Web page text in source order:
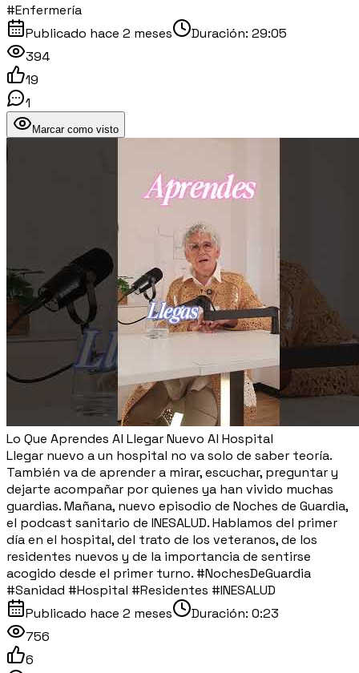
#Enfermería
Publicado hace 2 meses Duración: 29:05
394
19
1
Marcar como visto
Lo Que Aprendes Al Llegar Nuevo Al Hospital
Llegar nuevo a un hospital no va solo de saber teoría.
También va de aprender a mirar, escuchar, preguntar y
dejarte acompañar por quienes ya han vivido muchas
guardias. Mañana, nuevo episodio de Noches de Guardia,
el podcast sanitario de INESALUD. Hablamos del primer
día en el hospital, del trato de los veteranos, de los
residentes nuevos y de la importancia de sentirse
acogido desde el primer turno. #NochesDeGuardia
#Sanidad #Hospital #Residentes #INESALUD
Publicado hace 2 meses Duración: 0:23
756
6